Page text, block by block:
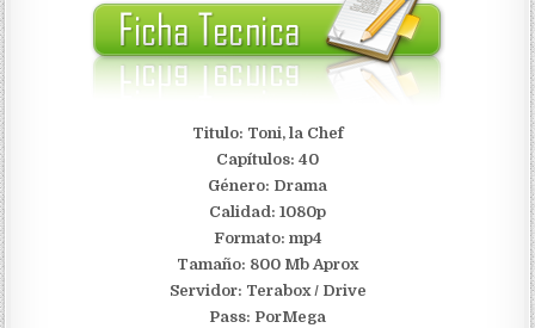
Titulo: Toni, la Chef
Capítulos: 40
Género: Drama
Calidad: 1080p
Formato: mp4
Tamaño: 800 Mb Aprox
Servidor: Terabox / Drive
Pass: PorMega